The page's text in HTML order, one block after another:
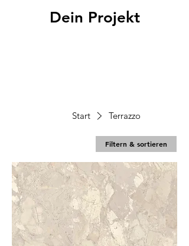
Dein Projekt
Start Terrazzo
Filtern & sortieren